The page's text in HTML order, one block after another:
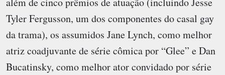
Tyler Fergusson, um dos componentes do casal gay
da trama), os assumidos Jane Lynch, como melhor
atriz coadjuvante de série cômica por “Glee” e Dan
Bucatinsky, como melhor ator convidado por série